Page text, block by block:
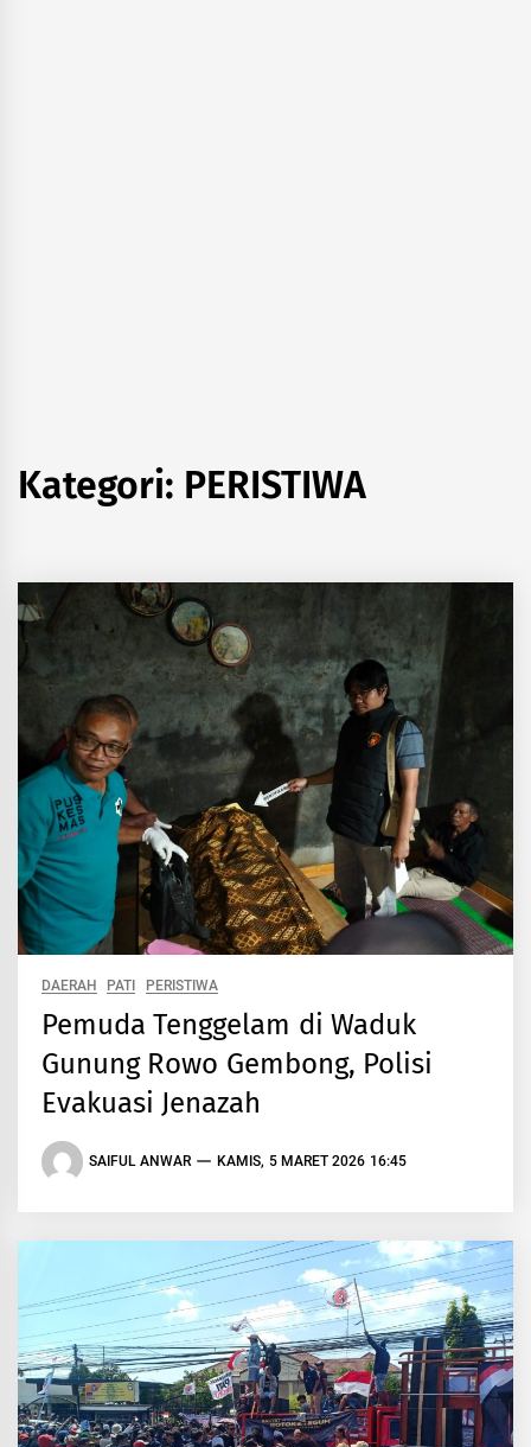
Kategori: PERISTIWA
DAERAH PATI PERISTIWA
Pemuda Tenggelam di Waduk
Gunung Rowo Gembong, Polisi
Evakuasi Jenazah
SAIFUL ANWAR KAMIS, 5 MARET 2026 16:45